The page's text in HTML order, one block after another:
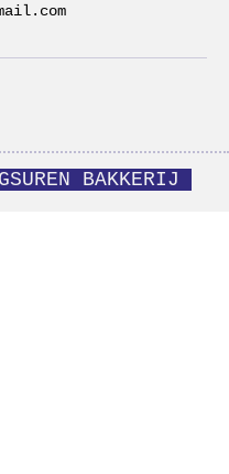
BAKKERIJ